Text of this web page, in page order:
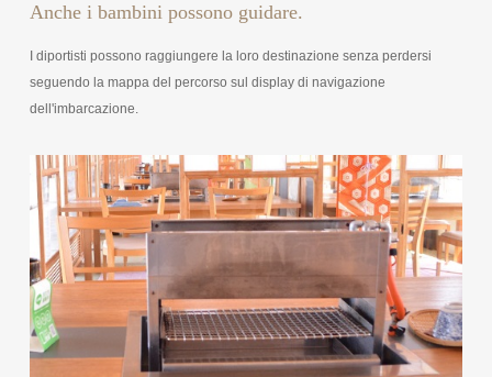
Anche i bambini possono guidare.
I diportisti possono raggiungere la loro destinazione senza perdersi
seguendo la mappa del percorso sul display di navigazione
dell'imbarcazione.